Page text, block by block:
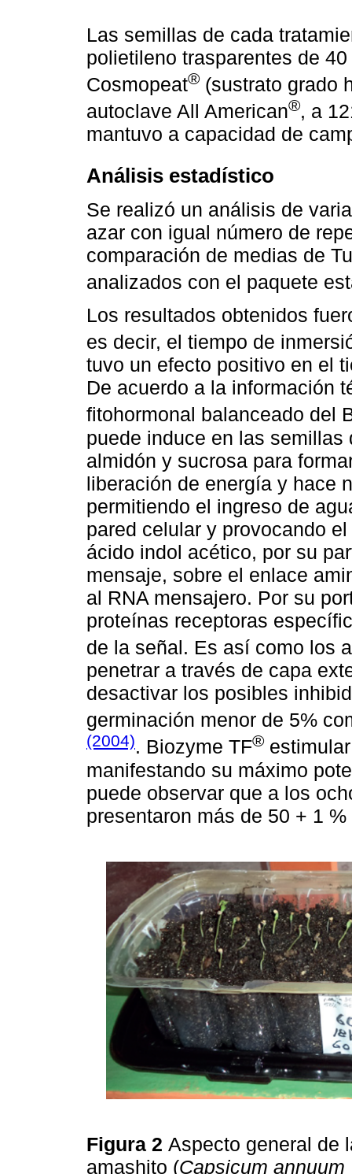
Las semillas de cada
polietileno trasparentes de
Cosmopeat® (sustrato grado
autoclave All American®, a
mantuvo a capacidad de
Análisis estadístico
Se realizó un análisis de
azar con igual número de
comparación de medias de
analizados con el paquete
Los resultados obtenidos
es decir, el tiempo de
tuvo un efecto positivo en el
De acuerdo a la información
fitohormonal balanceado del
puede induce en las
almidón y sucrosa para
liberación de energía y hace
permitiendo el ingreso de
pared celular y provocando
ácido indol acético, por su
mensaje, sobre el enlace
al RNA mensajero. Por su
proteínas receptoras
de la señal. Es así como los
penetrar a través de capa
desactivar los posibles
germinación menor de 5%
(2004). Biozyme TF®
manifestando su máximo
puede observar que a los
presentaron más de 50 + 1
Figura 2 Aspecto general de
amashito (Capsicum annuum